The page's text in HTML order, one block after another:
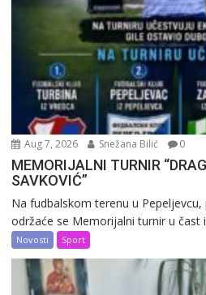
Aug 7, 2026 Snežana Bilić 0
MEMORIJALNI TURNIR
SAVKOVIĆ”
Na fudbalskom terenu u
održaće se Memorijalni turnir u čast i
Novosti Sport